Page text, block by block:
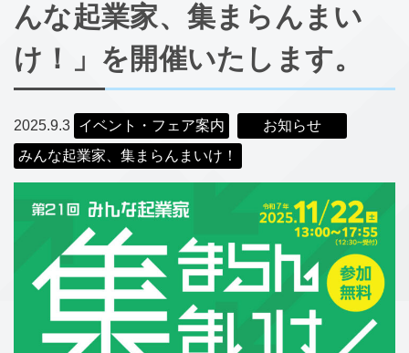
んな起業家、集まらんまい
け！」を開催いたします。
2025.9.3 イベント・フェア案内
お知らせ
みんな起業家、集まらんまいけ！